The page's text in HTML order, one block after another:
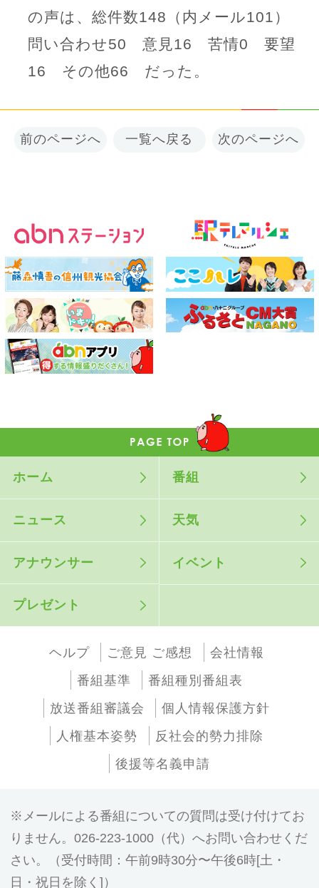
の声は、総件数148（内メール101）
問い合わせ50 意見16 苦情0 要望
16 その他66 だった。
前のページへ 一覧へ戻る 次のページへ
ホーム 番組
ニュース 天気
アナウンサー イベント
プレゼント
ヘルプ ご意見 ご感想
会社情報
番組基準
番組種別番組表
放送番組審議会
個人情報保護方針
人権基本姿勢
反社会的勢力排除
後援等名義申請
メールによる番組についての質問は受け付けてお
りません。026-223-1000（代）へお問い合わせくだ
さい。（受付時間：午前9時30分〜午後6時[土・
日・祝日を除く]）